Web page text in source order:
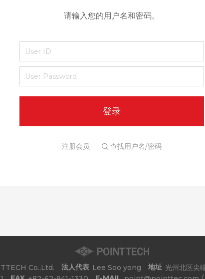
请输入您的用户名和密码。
注册会员 查找用户名/密码
Co.,Ltd. 法人代表 Lee Soo yong 地址 光州北区尖